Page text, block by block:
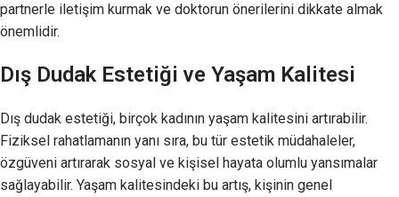
partnerle iletişim kurmak ve doktorun önerilerini dikkate almak
önemlidir.
Dış Dudak Estetiği ve Yaşam Kalitesi
Dış dudak estetiği, birçok kadının yaşam kalitesini artırabilir.
Fiziksel rahatlamanın yanı sıra, bu tür estetik müdahaleler,
özgüveni artırarak sosyal ve kişisel hayata olumlu yansımalar
sağlayabilir. Yaşam kalitesindeki bu artış, kişinin genel